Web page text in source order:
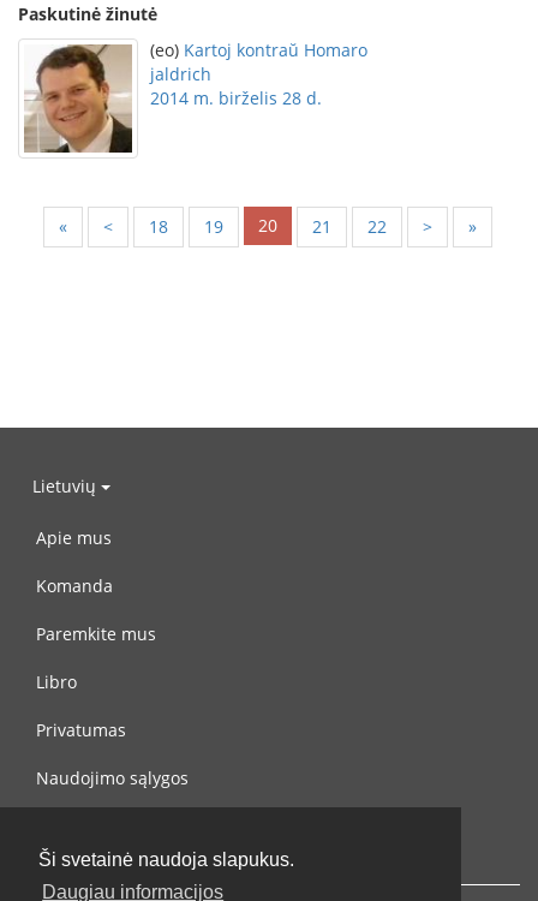
Ši svetainė naudoja slapukus.
Daugiau informacijos
Paskutinė žinutė
(eo) Kartoj kontraŭ Homaro
jaldrich
2014 m. birželis 28 d.
« < 18 19 20 21 22 > »
Lietuvių
Apie mus
Komanda
Paremkite mus
Libro
Privatumas
Naudojimo sąlygos